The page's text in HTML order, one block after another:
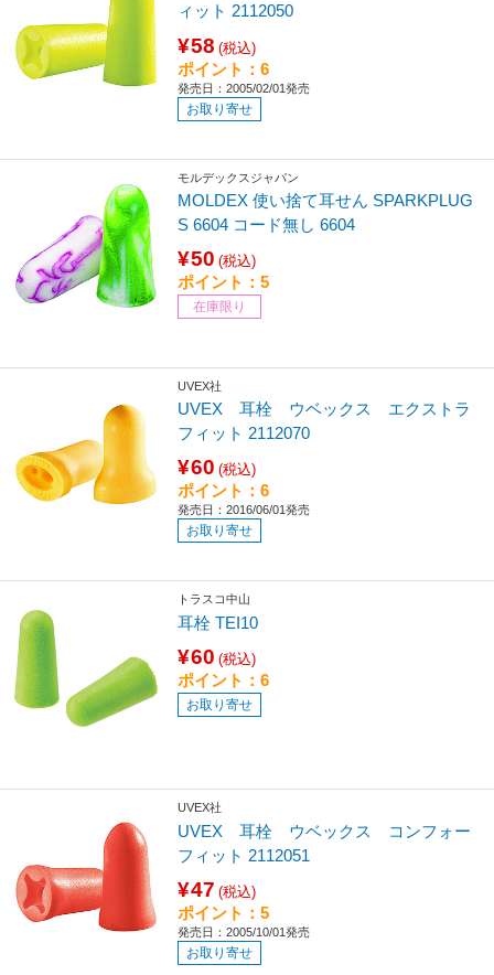
ィット 2112050
¥58 (税込)
ポイント：6
発売日：2005/02/01発売
お取り寄せ
モルデックスジャパン
MOLDEX 使い捨て耳せん SPARKPLUG
S 6604 コード無し 6604
¥50 (税込)
ポイント：5
在庫限り
UVEX社
UVEX 耳栓 ウベックス エクストラ
フィット 2112070
¥60 (税込)
ポイント：6
発売日：2016/06/01発売
お取り寄せ
トラスコ中山
耳栓 TEI10
¥60 (税込)
ポイント：6
お取り寄せ
UVEX社
UVEX 耳栓 ウベックス コンフォー
フィット 2112051
¥47 (税込)
ポイント：5
発売日：2005/10/01発売
お取り寄せ